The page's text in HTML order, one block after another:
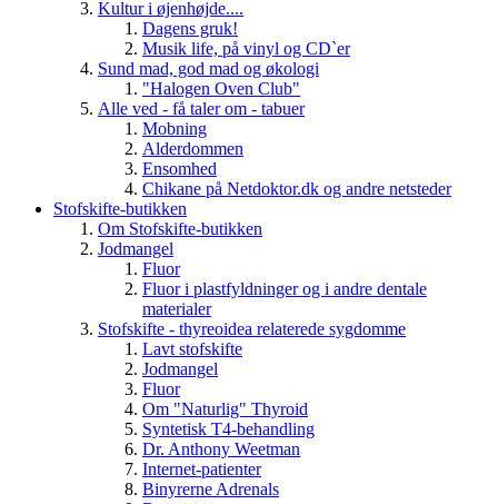
Kultur i øjenhøjde....
Dagens gruk!
Musik life, på vinyl og CD`er
Sund mad, god mad og økologi
"Halogen Oven Club"
Alle ved - få taler om - tabuer
Mobning
Alderdommen
Ensomhed
Chikane på Netdoktor.dk og andre netsteder
Stofskifte-butikken
Om Stofskifte-butikken
Jodmangel
Fluor
Fluor i plastfyldninger og i andre dentale
materialer
Stofskifte - thyreoidea relaterede sygdomme
Lavt stofskifte
Jodmangel
Fluor
Om "Naturlig" Thyroid
Syntetisk T4-behandling
Dr. Anthony Weetman
Internet-patienter
Binyrerne Adrenals